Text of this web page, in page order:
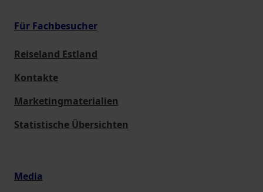
Für Fachbesucher
Reiseland Estland
Kontakte
Marketingmaterialien
Statistische Übersichten
Media